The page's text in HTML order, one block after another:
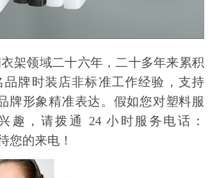
架领域二十六年，二十多年来累积
品牌时装店非标准工作经验，支持
牌形象精准表达。假如您对塑料服
趣，请拨通
24 小时服务电话：
您的来电！